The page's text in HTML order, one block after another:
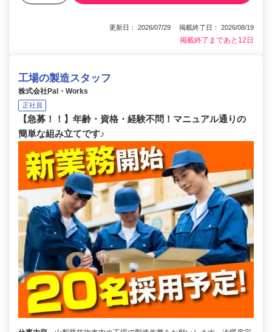
更新日： 2026/07/29 掲載終了日： 2026/08/19
掲載終了まであと12日
工場の製造スタッフ
株式会社Pal・Works
正社員
【急募！！】年齢・資格・経験不問！マニュアル通りの
簡単な組み立てです♪